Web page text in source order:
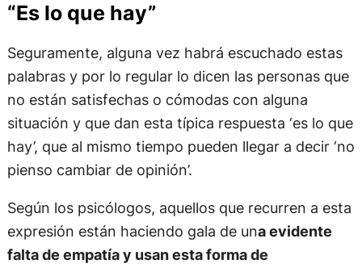
“Es lo que hay”
Seguramente, alguna vez habrá escuchado estas
palabras y por lo regular lo dicen las personas que
no están satisfechas o cómodas con alguna
situación y que dan esta típica respuesta ‘es lo que
hay’, que al mismo tiempo pueden llegar a decir ‘no
pienso cambiar de opinión’.
Según los psicólogos, aquellos que recurren a esta
expresión están haciendo gala de una evidente
falta de empatía y usan esta forma de